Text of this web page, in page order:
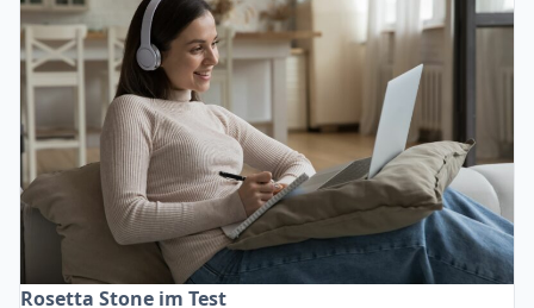
Rosetta Stone im Test